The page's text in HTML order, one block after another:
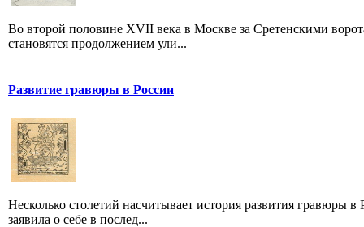
Во второй половине XVII века в Москве за Сретенскими
становятся продолжением ули...
Развитие гравюры в России
Несколько столетий насчитывает история развития гравюры в
заявила о себе в послед...